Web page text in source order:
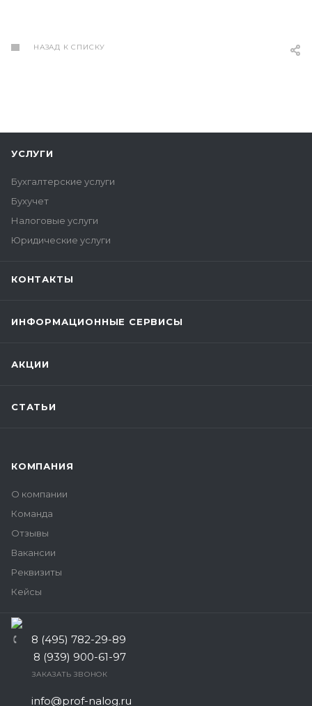
НАЗАД К СПИСКУ
УСЛУГИ
Бухгалтерские услуги
Бухучет
Налоговые услуги
Юридические услуги
КОНТАКТЫ
ИНФОРМАЦИОННЫЕ СЕРВИСЫ
АКЦИИ
СТАТЬИ
КОМПАНИЯ
О компании
Команда
Отзывы
Вакансии
Реквизиты
Кейсы
8 (495) 782-29-89
8 (939) 900-61-97
ЗАКАЗАТЬ ЗВОНОК
info@prof-nalog.ru